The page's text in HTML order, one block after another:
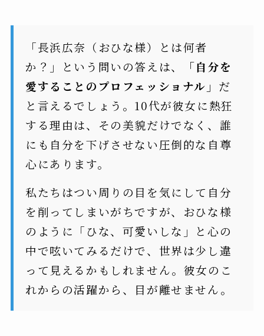
「長浜広奈（おひな様）とは何者
か？」という問いの答えは、
「自分を
愛することのプロフェッショナル」 だ
と言えるでしょう。10代が彼女に熱狂
する理由は、その美貌だけでなく、誰
にも自分を下げさせない圧倒的な自尊
心にあります。
私たちはつい周りの目を気にして自分
を削ってしまいがちですが、おひな様
のように「ひな、可愛いしな」と心の
中で呟いてみるだけで、世界は少し違
って見えるかもしれません。彼女のこ
れからの活躍から、目が離せません。